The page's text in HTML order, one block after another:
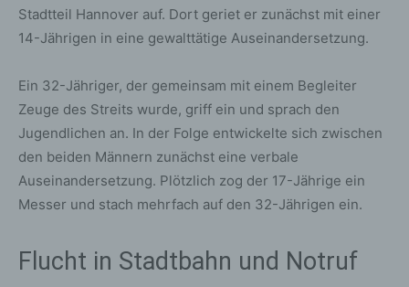
Stadtteil Hannover auf. Dort geriet er zunächst mit einer
14-Jährigen in eine gewalttätige Auseinandersetzung.
Ein 32-Jähriger, der gemeinsam mit einem Begleiter
Zeuge des Streits wurde, griff ein und sprach den
Jugendlichen an. In der Folge entwickelte sich zwischen
den beiden Männern zunächst eine verbale
Auseinandersetzung. Plötzlich zog der 17-Jährige ein
Messer und stach mehrfach auf den 32-Jährigen ein.
Flucht in Stadtbahn und Notruf